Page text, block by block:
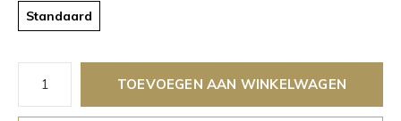
Standaard
TOEVOEGEN AAN WINKELWAGEN